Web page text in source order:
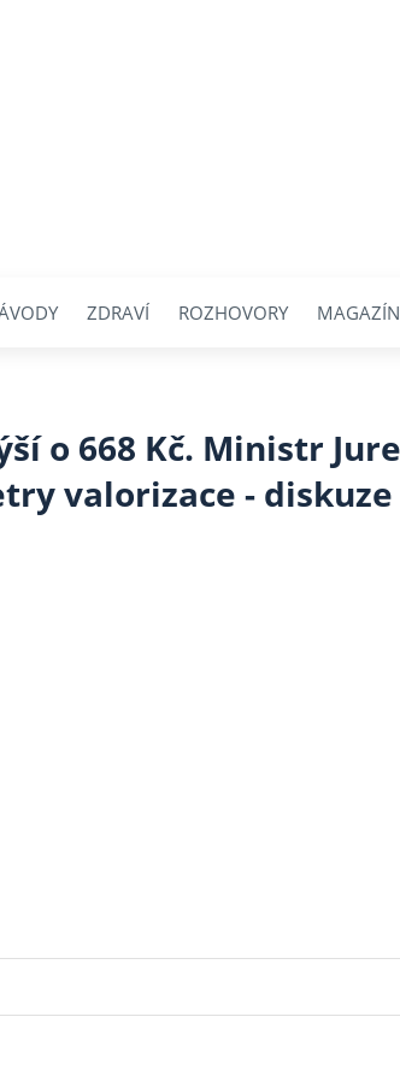
ZDRAVÍ ROZHOVORY MAGAZÍN
o 668 Kč. Ministr
valorizace - diskuze